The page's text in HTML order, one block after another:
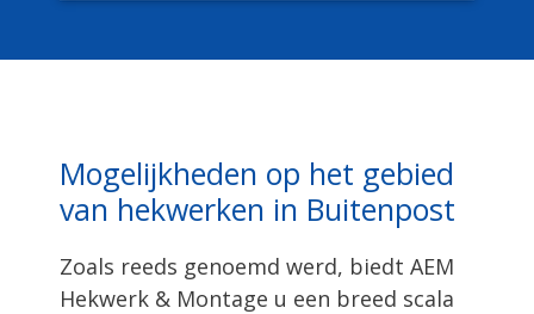
Mogelijkheden op het gebied
van hekwerken in Buitenpost
Zoals reeds genoemd werd, biedt AEM
Hekwerk & Montage u een breed scala